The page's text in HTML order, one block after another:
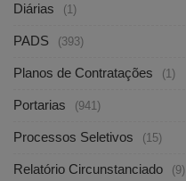
Diárias (1)
PADS (393)
Planos de Contratações (1)
Portarias (941)
Processos Seletivos (15)
Relatório Circunstanciado (9)